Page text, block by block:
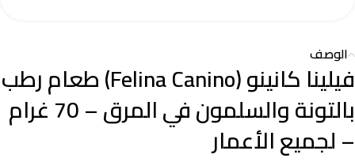
الوصف
فيلينا كانينو (Felina Canino) طعام رطب
بالتونة والسلمون في المرق – 70 غرام
– لجميع الأعمار